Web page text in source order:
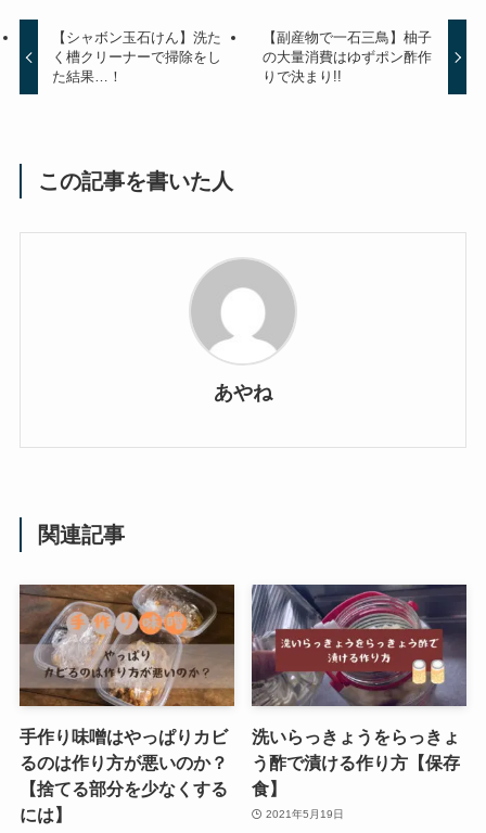
【シャボン玉石けん】洗た
く槽クリーナーで掃除をし
た結果…！
【副産物で一石三鳥】柚子
の大量消費はゆずポン酢作
りで決まり!!
この記事を書いた人
あやね
関連記事
手作り味噌はやっぱりカビ
るのは作り方が悪いのか？
【捨てる部分を少なくする
には】
洗いらっきょうをらっきょ
う酢で漬ける作り方【保存
食】
2021年5月19日